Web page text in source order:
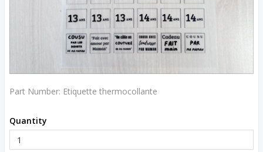
Part Number: Etiquette thermocollante
Quantity